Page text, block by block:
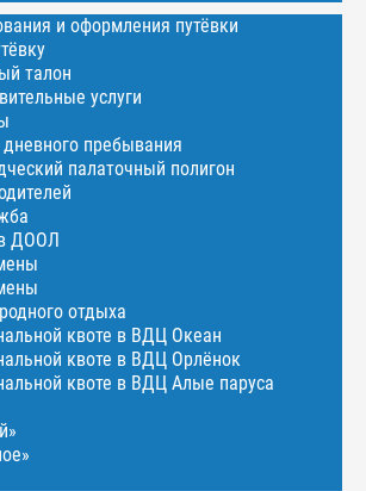
и оформления путёвки
талон
услуги
дневного пребывания
палаточный полигон
в ДООЛ
отдыха
квоте в ВДЦ Океан
квоте в ВДЦ Орлёнок
квоте в ВДЦ Алые паруса